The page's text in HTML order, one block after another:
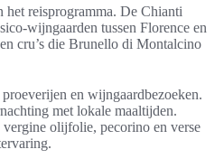
het reisprogramma. De Chianti
wijngaarden tussen Florence en
cru’s die Brunello di Montalcino
en wijngaardbezoeken.
met lokale maaltijden.
olijfolie, pecorino en verse